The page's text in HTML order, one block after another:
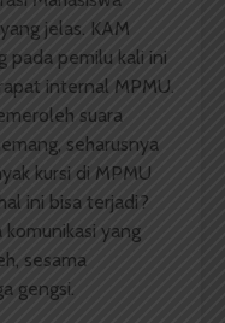
jelas. KAM
pada pemilu kali ini
internal MPMU.
suara
seharusnya
kursi di MPMU
ini bisa terjadi?
komunikasi yang
sesama
gengsi.